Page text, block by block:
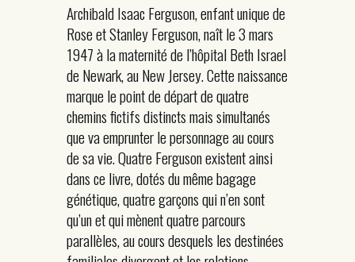
Archibald Isaac Ferguson, enfant unique de
Rose et Stanley Ferguson, naît le 3 mars
1947 à la maternité de l’hôpital Beth Israel
de Newark, au New Jersey. Cette naissance
marque le point de départ de quatre
chemins fictifs distincts mais simultanés
que va emprunter le personnage au cours
de sa vie. Quatre Ferguson existent ainsi
dans ce livre, dotés du même bagage
génétique, quatre garçons qui n’en sont
qu’un et qui mènent quatre parcours
parallèles, au cours desquels les destinées